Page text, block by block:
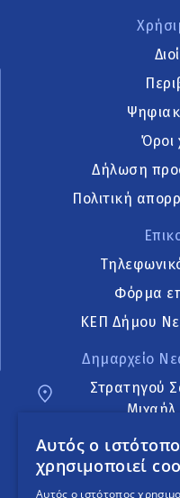
Όροι
Δήλωση
Πολιτική
Φόρμα
ΚΕΠ Δήμου
Δημαρχείο
Στρατηγού
Αυτός ο
χρησιμοποιεί
Αυτός ο ιστότοπος